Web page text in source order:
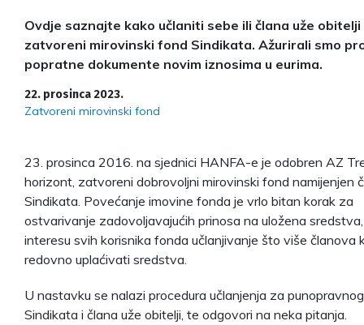
Ovdje saznajte kako učlaniti sebe ili člana uže obitelji
zatvoreni mirovinski fond Sindikata. Ažurirali smo
popratne dokumente novim iznosima u eurima.
22. prosinca 2023.
Zatvoreni mirovinski fond
23. prosinca 2016. na sjednici HANFA-e je odobren AZ
horizont, zatvoreni dobrovoljni mirovinski fond namijenjen
Sindikata. Povećanje imovine fonda je vrlo bitan korak za
ostvarivanje zadovoljavajućih prinosa na uložena
interesu svih korisnika fonda učlanjivanje što više članova
redovno uplaćivati sredstva.
U nastavku se nalazi procedura učlanjenja za
Sindikata i člana uže obitelji, te odgovori na neka pitanja.